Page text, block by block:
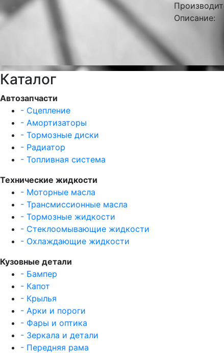
Описание:
Каталог
Автозапчасти
- Сцепление
- Амортизаторы
- Тормозные диски
- Радиатор
- Топливная система
Технические жидкости
- Моторные масла
- Трансмиссионные масла
- Тормозные жидкости
- Стеклоомывающие жидкости
- Охлаждающие жидкости
Кузовные детали
- Бампер
- Капот
- Крылья
- Арки и пороги
- Фары и оптика
- Зеркала и детали
- Передняя рама